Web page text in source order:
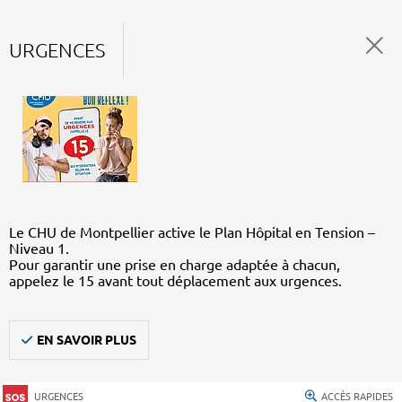
URGENCES
Le CHU de Montpellier active le Plan Hôpital en Tension –
Niveau 1.
Pour garantir une prise en charge adaptée à chacun,
appelez le 15 avant tout déplacement aux urgences.
EN SAVOIR PLUS
URGENCES ACCÈS RAPIDES